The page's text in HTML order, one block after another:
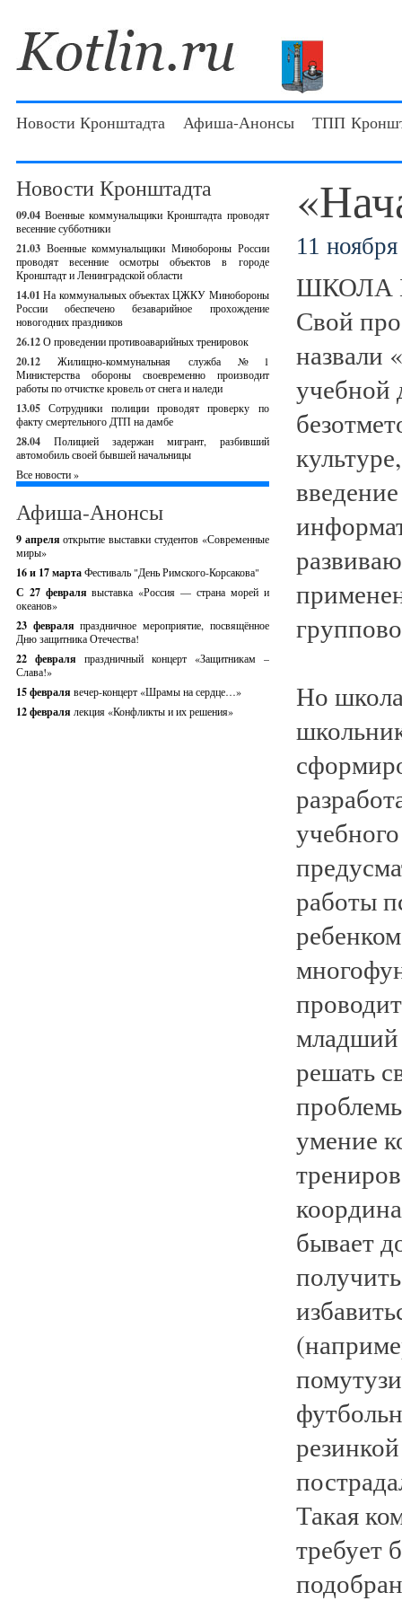
Новости Кронштадта Афиша-Анонсы ТПП
Новости Кронштадта
09.04 Военные коммунальщики Кронштадта проводят
весенние субботники
21.03 Военные коммунальщики Минобороны России
проводят весенние осмотры объектов в городе
Кронштадт и Ленинградской области
14.01 На коммунальных объектах ЦЖКУ Минобороны
России обеспечено безаварийное прохождение
новогодних праздников
26.12О проведении противоаварийных тренировок
20.12
Жилищно-коммунальная служба №1
Министерства обороны своевременно производит
работы по отчистке кровель от снега и наледи
13.05 Сотрудники полиции проводят проверку по
факту смертельного ДТП на дамбе
28.04
Полицией задержан мигрант, разбивший
автомобиль своей бывшей начальницы
Все новости »
Афиша-Анонсы
9 апреляоткрытие выставки студентов «Современные
миры»
16 и 17 мартаФестиваль "День Римского-Корсакова"
С 27 февралявыставка «Россия — страна морей и
океанов»
23 февраляпраздничное мероприятие, посвящённое
Дню защитника Отечества!
22 февраля праздничный концерт «Защитникам –
Слава!»
15 февраля вечер-концерт «Шрамы на сердце…»
12 февраля лекция «Конфликты и их решения»
11
ШКОЛА
Свой
назвали
учебной
Но
работы
младший
решать
умение
бывает
Такая
требует